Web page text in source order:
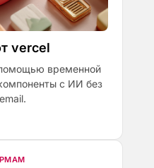
vercel
временной
с ИИ без